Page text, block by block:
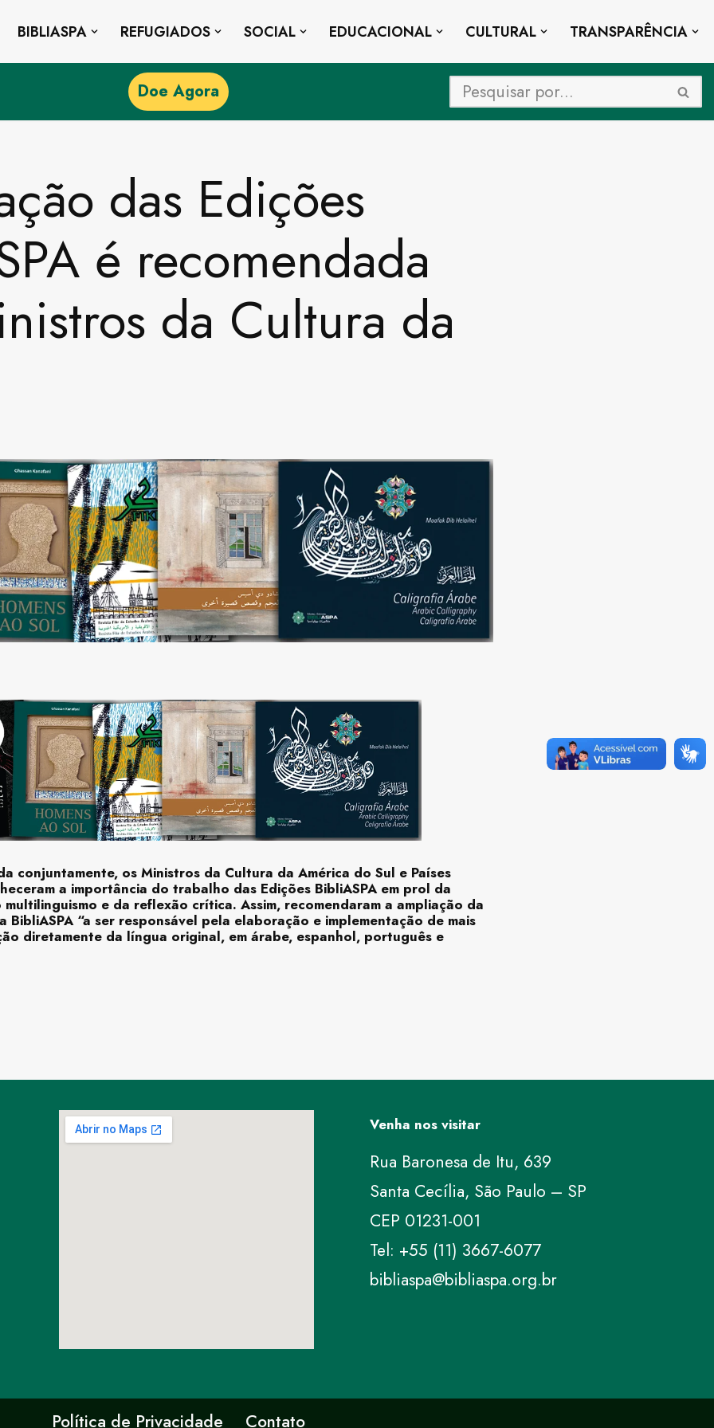
BIBLIASPA REFUGIADOS SOCIAL EDUCACIONAL CULTURAL TRANSPARÊNCIA
Doe Agora
das Edições
é recomendada
da Cultura da
conjuntamente, os Ministros da Cultura da América do Sul e Países
a importância do trabalho das Edições BibliASPA em prol da
e da reflexão crítica. Assim, recomendaram a ampliação da
“a ser responsável pela elaboração e implementação de mais
diretamente da língua original, em árabe, espanhol, português e
Venha nos visitar
Rua Baronesa de Itu, 639
Santa Cecília, São Paulo – SP
CEP 01231-001
Tel: +55 (11) 3667-6077
bibliaspa@bibliaspa.org.br
Política de Privacidade Contato